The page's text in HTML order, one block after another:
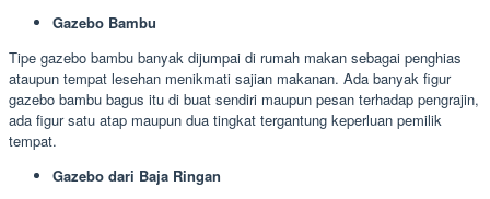
Gazebo Bambu
Tipe gazebo bambu banyak dijumpai di rumah makan sebagai penghias
ataupun tempat lesehan menikmati sajian makanan. Ada banyak figur
gazebo bambu bagus itu di buat sendiri maupun pesan terhadap pengrajin,
ada figur satu atap maupun dua tingkat tergantung keperluan pemilik
tempat.
Gazebo dari Baja Ringan